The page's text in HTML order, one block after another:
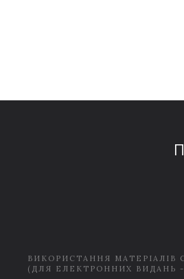
ВИКОРИСТАННЯ
(ДЛЯ ЕЛЕКТРОННИХ ВИДАНЬ -